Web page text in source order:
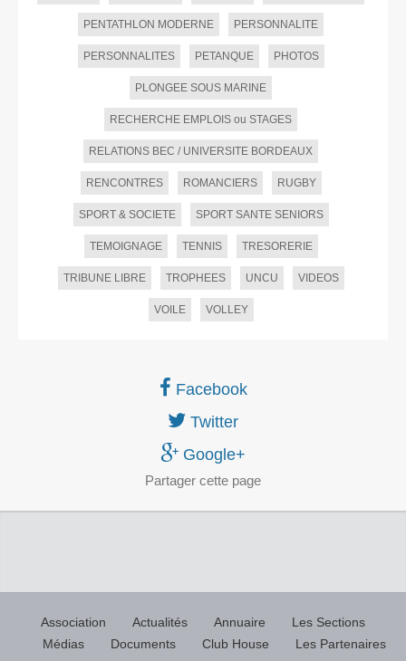
PENTATHLON MODERNE PERSONNALITE
PERSONNALITES PETANQUE PHOTOS
PLONGEE SOUS MARINE
RECHERCHE EMPLOIS ou STAGES
RELATIONS BEC / UNIVERSITE BORDEAUX
RENCONTRES ROMANCIERS RUGBY
SPORT & SOCIETE SPORT SANTE SENIORS
TEMOIGNAGE TENNIS TRESORERIE
TRIBUNE LIBRE TROPHEES UNCU VIDEOS
VOILE VOLLEY
Facebook
Twitter
Google+
Partager cette page
Association Actualités Annuaire
Les Sections
Médias
Documents Club House
Les Partenaires